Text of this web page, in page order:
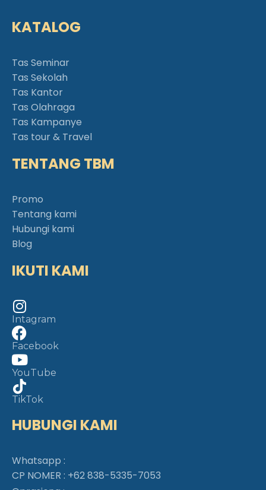
KATALOG
Tas Seminar
Tas Sekolah
Tas Kantor
Tas Olahraga
Tas Kampanye
Tas tour & Travel
TENTANG TBM
Promo
Tentang kami
Hubungi kami
Blog
IKUTI KAMI
Intagram
Facebook
YouTube
TikTok
HUBUNGI KAMI
Whatsapp :
CP NOMER : +62 838-5335-7053